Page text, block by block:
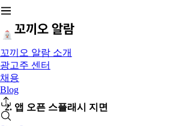
꼬끼오 알람 소개
광고주 센터
채용
Blog
2. 앱 오픈 스플래시 지면